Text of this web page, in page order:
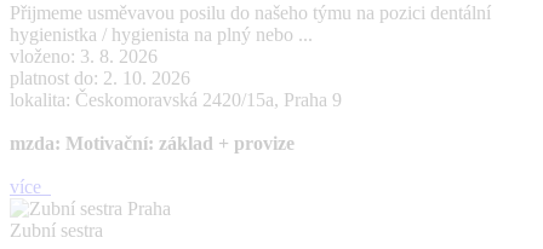
Přijmeme usměvavou posilu do našeho týmu na pozici dentální
hygienistka / hygienista na plný nebo ...
vloženo: 3. 8. 2026
platnost do: 2. 10. 2026
lokalita: Českomoravská 2420/15a, Praha 9
mzda: Motivační: základ + provize
více
Zubní sestra